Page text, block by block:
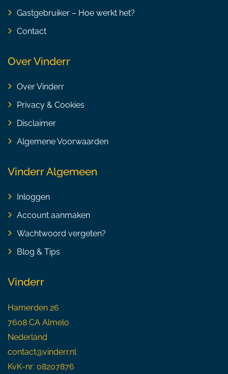
Gastgebruiker – Hoe werkt het?
Contact
Over Vinderr
Over Vinderr
Privacy & Cookies
Disclaimer
Algemene Voorwaarden
Vinderr Algemeen
Inloggen
Account aanmaken
Wachtwoord vergeten?
Blog & Tips
Vinderr
Hamerden 26
7608 CA Almelo
Nederland
contact@vinderr.nl
KvK-nr: 08207876